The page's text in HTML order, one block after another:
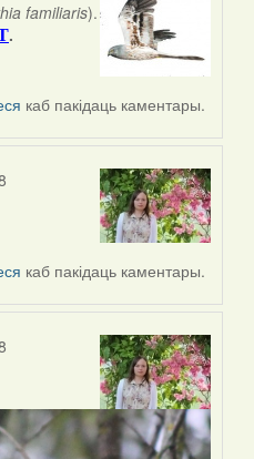
familiaris).
.
каб пакідаць каментары.
каб пакідаць каментары.